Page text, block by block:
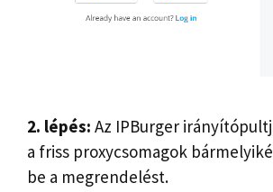
2. lépés: Az IPBurger
a friss proxycsomagok
be a megrendelést.